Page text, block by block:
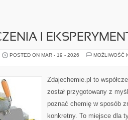
I
POSTED ON MAR - 19 - 2026
MOŻLIWOŚĆ
Zdajechemie.pl to
został przygotowany z
poznać chemię w sposób
konkretny. To miejsce dla